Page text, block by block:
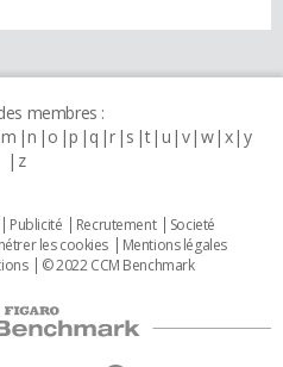
membres :
m n o p q r s t u v w x y
z
Publicité Recrutement
Societé
les cookies
Mentions légales
© 2022 CCM Benchmark